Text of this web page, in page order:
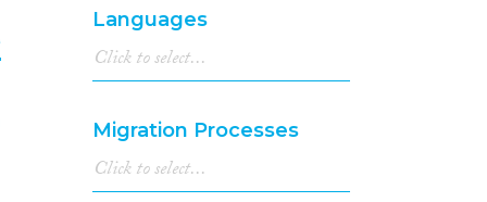
2015(93)
2014(54)
2013(76)
2011(50)
2010(49)
2009(48)
Languages
Migration Processes